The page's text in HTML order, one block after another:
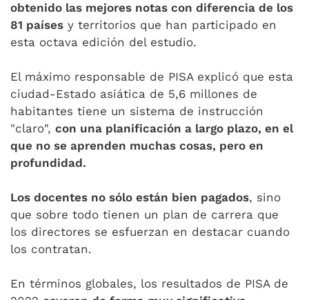
obtenido las mejores notas con diferencia de los
81 países y territorios que han participado en
esta octava edición del estudio.
El máximo responsable de PISA explicó que esta
ciudad-Estado asiática de 5,6 millones de
habitantes tiene un sistema de instrucción
"claro", con una planificación a largo plazo, en el
que no se aprenden muchas cosas, pero en
profundidad.
Los docentes no sólo están bien pagados, sino
que sobre todo tienen un plan de carrera que
los directores se esfuerzan en destacar cuando
los contratan.
En términos globales, los resultados de PISA de